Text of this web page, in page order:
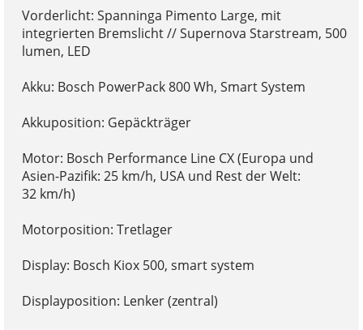
Vorderlicht: Spanninga Pimento Large, mit
integrierten Bremslicht // Supernova Starstream, 500
lumen, LED
Akku: Bosch PowerPack 800 Wh, Smart System
Akkuposition: Gepäckträger
Motor: Bosch Performance Line CX (Europa und
Asien-Pazifik: 25 km/h, USA und Rest der Welt:
32 km/h)
Motorposition: Tretlager
Display: Bosch Kiox 500, smart system
Displayposition: Lenker (zentral)